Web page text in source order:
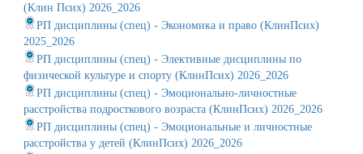
(Клин Псих) 2026_2026
РП дисциплины (спец) - Экономика и право (КлинПсих)
2025_2026
РП дисциплины (спец) - Элективные дисциплины по
физической культуре и спорту (КлинПсих) 2026_2026
РП дисциплины (спец) - Эмоционально-личностные
расстройства подросткового возраста (КлинПсих) 2026_2026
РП дисциплины (спец) - Эмоциональные и личностные
расстройства у детей (КлинПсих) 2026_2026